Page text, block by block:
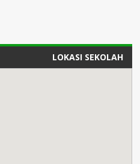
LOKASI SEKOLAH